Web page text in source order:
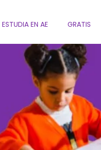
ESTUDIA EN AE GRATIS